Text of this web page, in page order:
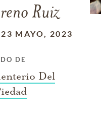
Ruiz
23 MAYO, 2023
DE
Del